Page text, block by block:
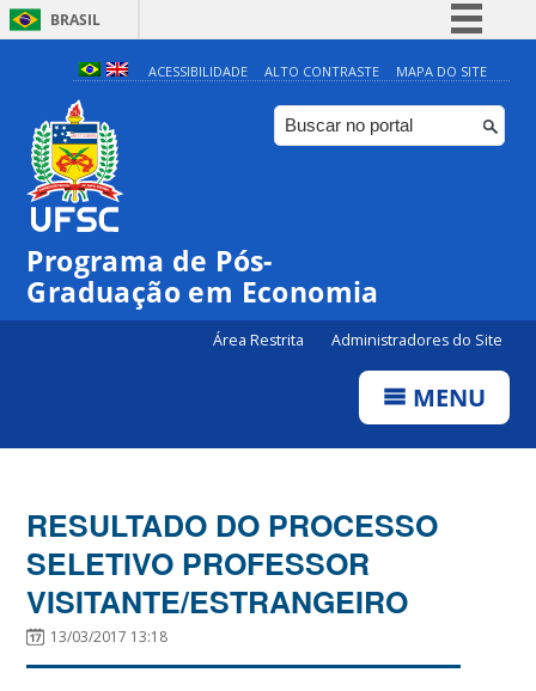
BRASIL
Simplifique!
Comunica BR
Participe
ACESSIBILIDADE ALTO CONTRASTE MAPA DO SITE
Programa de Pós-
Graduação em Economia
Área Restrita Administradores do Site
MENU
RESULTADO DO PROCESSO
SELETIVO PROFESSOR
VISITANTE/ESTRANGEIRO
13/03/2017 13:18